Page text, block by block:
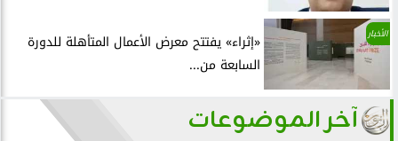
الأخبار
«إثراء» يفتتح معرض الأعمال المتأهلة للدورة
السابعة من...
آخر الموضوعات